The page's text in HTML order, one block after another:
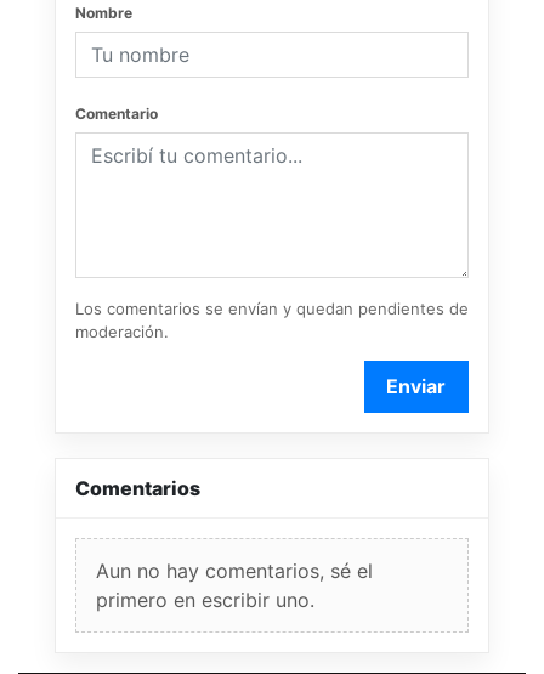
Nombre
Comentario
Los comentarios se envían y quedan pendientes de
moderación.
Enviar
Comentarios
Aun no hay comentarios, sé el
primero en escribir uno.